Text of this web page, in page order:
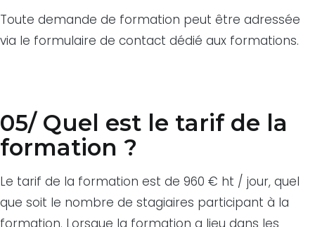
Toute demande de formation peut être adressée
via le formulaire de contact dédié aux formations.
05/ Quel est le tarif de la
formation ?
Le tarif de la formation est de 960 € ht / jour, quel
que soit le nombre de stagiaires participant à la
formation. Lorsque la formation a lieu dans les